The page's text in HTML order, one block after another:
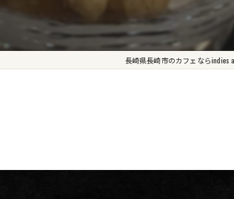
長崎県長崎市のカフェならindies